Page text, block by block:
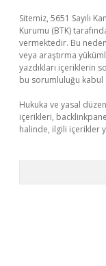
Sitemiz, 5651 Sayılı
Kurumu (BTK)
vermektedir. Bu
veya araştırma
yazdıkları içeriklerin
bu sorumluluğu kabul
Hukuka ve yasal
içerikleri,
halinde, ilgili içerikler